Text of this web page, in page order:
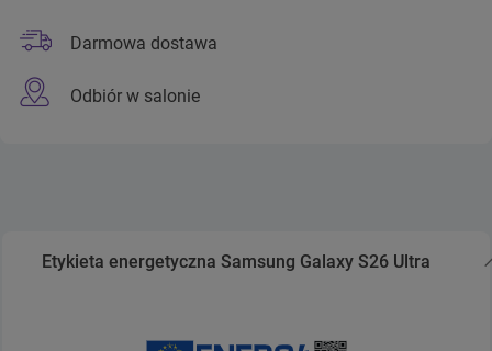
Darmowa dostawa
Odbiór w salonie
Etykieta energetyczna Samsung Galaxy S26 Ultra
Zwiń sekcję Etykieta energetyczna Samsung Galaxy S26